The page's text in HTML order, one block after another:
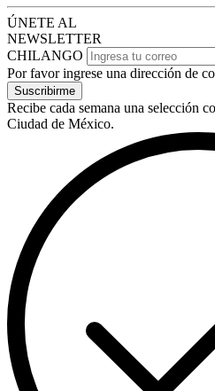
ÚNETE AL
NEWSLETTER
CHILANGO
Por favor ingrese una dirección de
Suscribirme
Recibe cada semana una selección
Ciudad de México.